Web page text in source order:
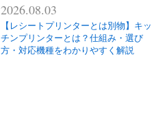
2026.08.03
【レシートプリンターとは別物】キッ
チンプリンターとは？仕組み・選び
方・対応機種をわかりやすく解説